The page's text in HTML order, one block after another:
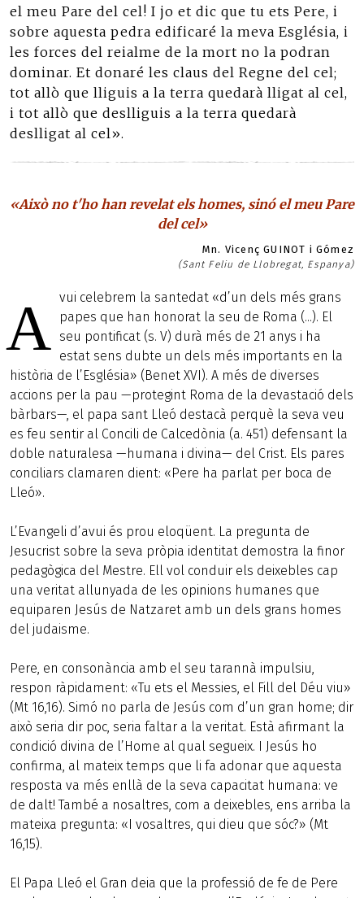
el meu Pare del cel! I jo et dic que tu ets Pere, i
sobre aquesta pedra edificaré la meva Església, i
les forces del reialme de la mort no la podran
dominar. Et donaré les claus del Regne del cel;
tot allò que lliguis a la terra quedarà lligat al cel,
i tot allò que deslliguis a la terra quedarà
deslligat al cel».
«Això no t'ho han revelat els homes, sinó el meu Pare
del cel»
Mn. Vicenç GUINOT i Gómez
(Sant Feliu de Llobregat, Espanya)
A vui celebrem la santedat «d’un dels més grans
papes que han honorat la seu de Roma (...). El
seu pontificat (s. V) durà més de 21 anys i ha
estat sens dubte un dels més importants en la
història de l’Església» (Benet XVI). A més de diverses
accions per la pau —protegint Roma de la devastació dels
bàrbars—, el papa sant Lleó destacà perquè la seva veu
es feu sentir al Concili de Calcedònia (a. 451) defensant la
doble naturalesa —humana i divina— del Crist. Els pares
conciliars clamaren dient: «Pere ha parlat per boca de
Lleó».
L’Evangeli d’avui és prou eloqüent. La pregunta de
Jesucrist sobre la seva pròpia identitat demostra la finor
pedagògica del Mestre. Ell vol conduir els deixebles cap
una veritat allunyada de les opinions humanes que
equiparen Jesús de Natzaret amb un dels grans homes
del judaisme.
Pere, en consonància amb el seu tarannà impulsiu,
respon ràpidament: «Tu ets el Messies, el Fill del Déu viu»
(Mt 16,16). Simó no parla de Jesús com d’un gran home; dir
això seria dir poc, seria faltar a la veritat. Està afirmant la
condició divina de l’Home al qual segueix. I Jesús ho
confirma, al mateix temps que li fa adonar que aquesta
resposta va més enllà de la seva capacitat humana: ve
de dalt! També a nosaltres, com a deixebles, ens arriba la
mateixa pregunta: «I vosaltres, qui dieu que sóc?» (Mt
16,15).
El Papa Lleó el Gran deia que la professió de fe de Pere